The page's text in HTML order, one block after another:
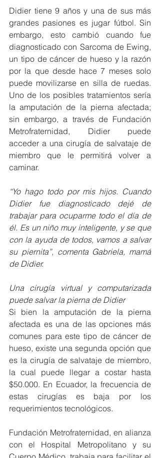
Didier tiene 9 años y una de sus más
grandes pasiones es jugar fútbol. Sin
embargo, esto cambió cuando fue
diagnosticado con Sarcoma de Ewing,
un tipo de cáncer de hueso y la razón
por la que desde hace 7 meses solo
puede movilizarse en silla de ruedas.
Uno de los posibles tratamientos sería
la amputación de la pierna afectada;
sin embargo, a través de Fundación
Metrofraternidad, Didier puede
acceder a una cirugía de salvataje de
miembro que le permitirá volver a
caminar.
“Yo hago todo por mis hijos. Cuando
Didier fue diagnosticado dejé de
trabajar para ocuparme todo el día de
él. Es un niño muy inteligente, y se que
con la ayuda de todos, vamos a salvar
su piernita”, comenta Gabriela, mamá
de Didier.
Una cirugía virtual y computarizada
puede salvar la pierna de Didier
Si bien la amputación de la pierna
afectada es una de las opciones más
comunes para este tipo de cáncer de
hueso, existe una segunda opción que
es la cirugía de salvataje de miembro,
la cual puede llegar a costar hasta
$50.000. En Ecuador, la frecuencia de
estas cirugías es baja por los
requerimientos tecnológicos.
Fundación Metrofraternidad, en alianza
con el Hospital Metropolitano y su